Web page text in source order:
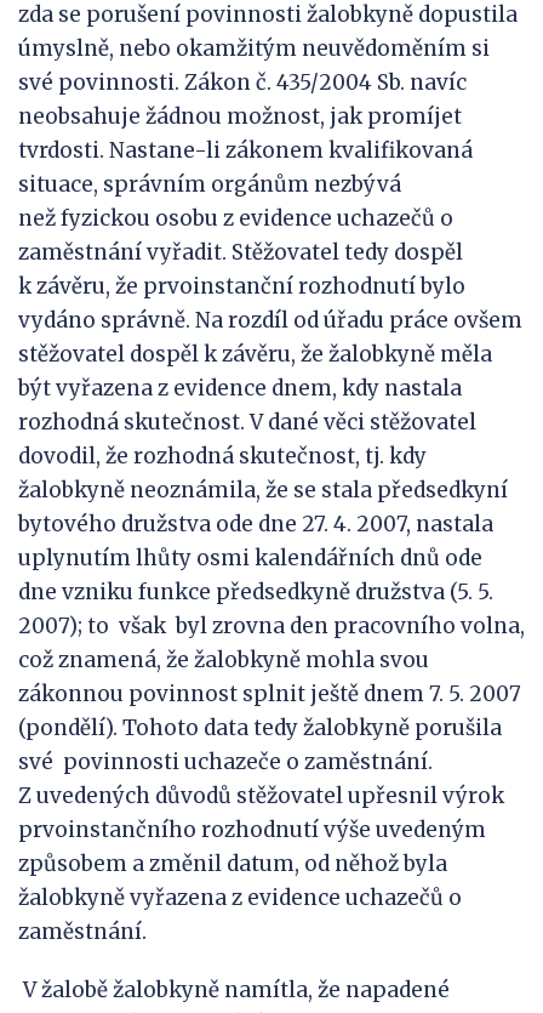
zda se porušení povinnosti žalobkyně dopustila
úmyslně, nebo okamžitým neuvědoměním si
své povinnosti. Zákon č. 435/2004 Sb. navíc
neobsahuje žádnou možnost, jak promíjet
tvrdosti. Nastane-li zákonem kvalifikovaná
situace, správním orgánům nezbývá
než fyzickou osobu z evidence uchazečů o
zaměstnání vyřadit. Stěžovatel tedy dospěl
k závěru, že prvoinstanční rozhodnutí bylo
vydáno správně. Na rozdíl od úřadu práce ovšem
stěžovatel dospěl k závěru, že žalobkyně měla
být vyřazena z evidence dnem, kdy nastala
rozhodná skutečnost. V dané věci stěžovatel
dovodil, že rozhodná skutečnost, tj. kdy
žalobkyně neoznámila, že se stala předsedkyní
bytového družstva ode dne 27. 4. 2007, nastala
uplynutím lhůty osmi kalendářních dnů ode
dne vzniku funkce předsedkyně družstva (5. 5.
2007); to však byl zrovna den pracovního volna,
což znamená, že žalobkyně mohla svou
zákonnou povinnost splnit ještě dnem 7. 5. 2007
(pondělí). Tohoto data tedy žalobkyně porušila
své povinnosti uchazeče o zaměstnání.
Z uvedených důvodů stěžovatel upřesnil výrok
prvoinstančního rozhodnutí výše uvedeným
způsobem a změnil datum, od něhož byla
žalobkyně vyřazena z evidence uchazečů o
zaměstnání.
V žalobě žalobkyně namítla, že napadené